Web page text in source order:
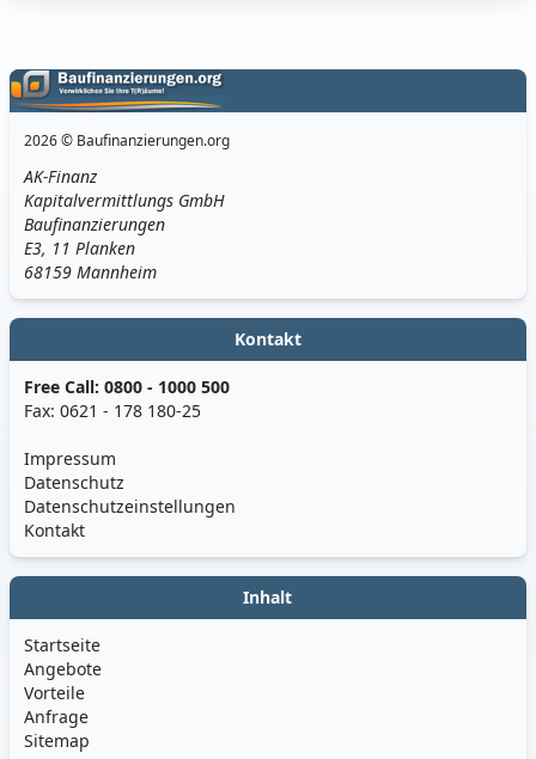
2026 © Baufinanzierungen.org
AK-Finanz
Kapitalvermittlungs GmbH
Baufinanzierungen
E3, 11 Planken
68159 Mannheim
Kontakt
Free Call: 0800 - 1000 500
Fax: 0621 - 178 180-25
Impressum
Datenschutz
Datenschutzeinstellungen
Kontakt
Inhalt
Startseite
Angebote
Vorteile
Anfrage
Sitemap